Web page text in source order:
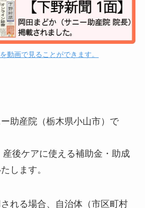
動画で見ることができます。
助産院（栃木県小山市）で
産後ケアに使える補助金・助成
します。
れる場合、自治体（市区町村